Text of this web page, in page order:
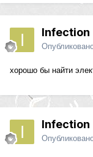
Infection
хорошо бы найти
Infection